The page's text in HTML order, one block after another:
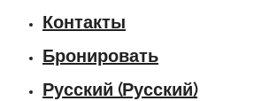
Контакты
Бронировать
Русский (Русский)